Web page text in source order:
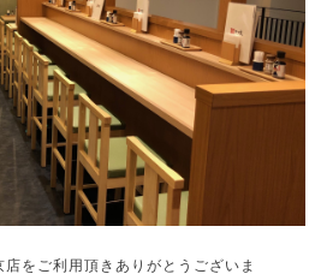
をご利用頂きありがとうございま